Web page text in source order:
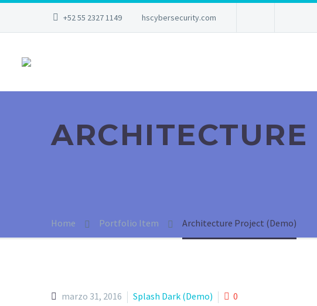
+52 55 2327 1149 hscybersecurity.com
ARCHITECTURE
Home Portfolio Item Architecture Project (Demo)
marzo 31, 2016 Splash Dark (Demo) 0